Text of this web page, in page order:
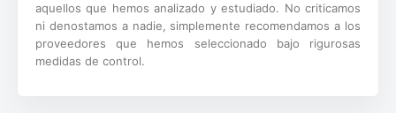
aquellos que hemos analizado y estudiado. No criticamos
ni denostamos a nadie, simplemente recomendamos a los
proveedores que hemos seleccionado bajo rigurosas
medidas de control.